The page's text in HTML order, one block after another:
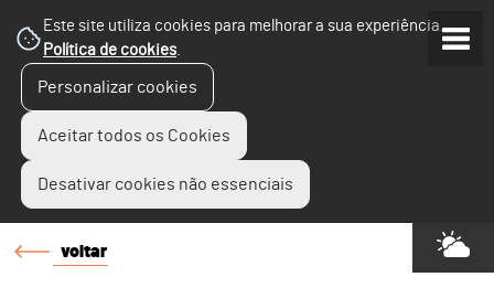
Este site utiliza cookies para melhorar a sua experiência.
Política de cookies.
Personalizar cookies
Aceitar todos os Cookies
Desativar cookies não essenciais
voltar